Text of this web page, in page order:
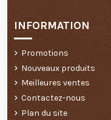
INFORMATION
Promotions
Nouveaux produits
Meilleures ventes
Contactez-nous
Plan du site